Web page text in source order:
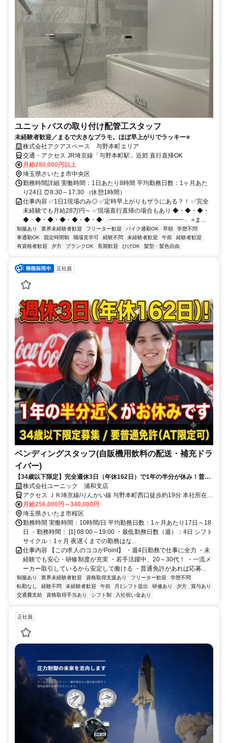
ユニットバスの取り付け配管工スタッフ
未経験者歓迎／まるで大きなプラモ。ほぼ早上がりでラッキー⭐
株式会社アクアスペース 与野本町エリア
交通・アクセス JR埼京線「与野本町駅」近郊 直行直帰OK
月給280,000円以上
埼玉県さいたま市中央区
勤務時間詳細 実働時間：1日あたり8時間 平均勤務日数：1ヶ月あた
り24日 ⏰8:30～17:30 （休憩1時間）
仕事内容 ✅1日1現場のみ◎ ✅定時早上がりもザラにある？！ ✅完全
未経験でも月給28万円～ ✅現場直行直帰の場合もあり ◆・◆・◆・
◆・◆・◆・◆・◆・◆・◆ ╭━━━━━━━━━━━━╮ ⭐ま...
制服あり 業界未経験者歓迎 フリーター歓迎 バイク通勤OK 早朝
学歴不問
車通勤OK
固定時間制 職場見学可 経験不問 未経験者歓迎 午前
経験者歓迎
有資格者歓迎
夕方 ブランクOK 長期歓迎 ひげOK 髪型・髪色自由
正社員
ベンディングスタッフ(自販機用飲料の配送・補充ドラ
イバー)
【34歳以下限定】完全週休3日（年休162日）で1年の半分が休み！普通
免許があれば9割が未経験スタート。夜勤なしのルート配送です！
株式会社ユーニック 浦和支店
アクセス ＪＲ埼京線/りんかい線 与野本町西口徒歩約19分 本社所在
地：東京都江東区亀戸2-22-17 日本生命亀戸ビル3F
月給256,000円～340,000円
埼玉県さいたま市桜区
勤務時間 実働時間：10時間/日 平均勤務日数：1ヶ月あたり17日～18
日 ・勤務時間： [1] 08:00～19:00 ・最低勤務日数（週）：4日 シフト
サイクル：1ヶ月 夜遅くまでの勤務はな...
仕事内容 【この求人のココがPoint】 ・週4日勤務で仕事に全力 ・未
経験でも安心・研修制度が充実 ・若手活躍中、20～30代！ ・一流メ
ーカー取引しているから安定して働ける ・普通免許があれば応募...
制服あり 業界未経験者歓迎 資格取得支援あり フリーター歓迎
学歴不問
転勤なし
経験不問 未経験者歓迎 午前 月1シフト提出 研修あり 夕方
賞与あり
交通費支給
資格取得手当あり シフト制 入社祝い金あり
正社員